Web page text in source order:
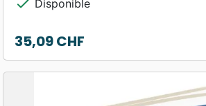
check Disponible
Prix
35,09 CHF